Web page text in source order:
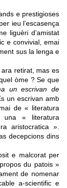
e prestigioses
ieu l’escasença
liguèri d’amistat
e convivial, emai
sus la lenga e
retirat, mas es
òme ?Se que
un escrivan de
un escrivan amb
de « literatura
una « literatura
aristocratica ».
decepcions dins
e malcorat per
du patois »
de nomenar
a-scientific e